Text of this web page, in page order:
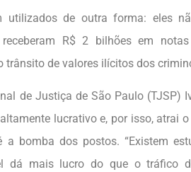
utilizados de outra forma: eles
R$ 2 bilhões em
trânsito de valores ilícitos dos
de Justiça de São Paulo (TJSP)
lucrativo e, por isso, atrai
a bomba dos postos. “Existem
dá mais lucro do que o tráfico